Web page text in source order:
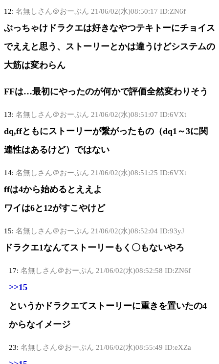
12: 名無しさん＠おーぷん 21/06/02(水)08:50:17 ID:ZN6f
ぶっちゃけドラクエは好きなやつテキトーにチョイス
でええと思う、ストーリーとかは違うけどシステムの
大筋は変わらん
FFは…最初にやったのが何かで評価全然変わりそう
13: 名無しさん＠おーぷん 21/06/02(水)08:51:07 ID:6VXt
dq,ffともにストーリーが繋がったもの（dq1～3に関
連性はあるけど）ではない
14: 名無しさん＠おーぷん 21/06/02(水)08:51:25 ID:6VXt
ffは4から始めるとええよ
ワイは6と12がすこやけど
15: 名無しさん＠おーぷん 21/06/02(水)08:52:04 ID:93yJ
ドラクエ1なんてストーリーもく〇もないやろ
17: 名無しさん＠おーぷん 21/06/02(水)08:52:58 ID:ZN6f
>>15
というかドラクエてストーリーに重きを置いたの4
からなイメージ
23: 名無しさん＠おーぷん 21/06/02(水)08:55:49 ID:eXZa